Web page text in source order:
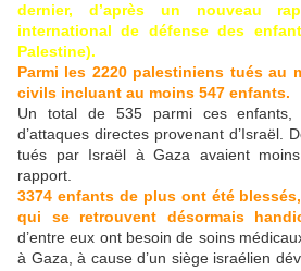
dernier, d’après un nouveau
international de défense des
Palestine).
Parmi les 2220 palestiniens tués au
civils incluant au moins 547 enfants.
Un total de 535 parmi ces
d’attaques directes provenant d’Israël.
tués par Israël à Gaza avaient
rapport.
3374 enfants de plus ont été
qui se retrouvent désormais
d’entre eux ont besoin de soins
à Gaza, à cause d’un siège israélien